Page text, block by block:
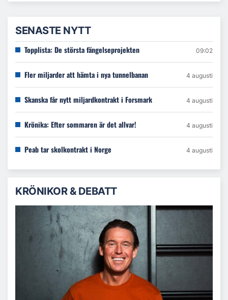
SENASTE NYTT
Topplista: De största fängelseprojekten 09:02
Fler miljarder att hämta i nya tunnelbanan 4 augusti
Skanska får nytt miljardkontrakt i Forsmark 4 augusti
Krönika: Efter sommaren är det allvar! 4 augusti
Peab tar skolkontrakt i Norge 4 augusti
KRÖNIKOR & DEBATT